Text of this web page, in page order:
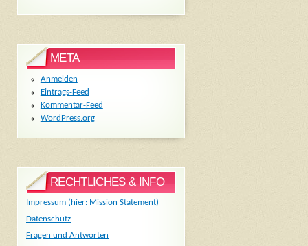
META
Anmelden
Eintrags-Feed
Kommentar-Feed
WordPress.org
RECHTLICHES & INFO
Impressum (hier: Mission Statement)
Datenschutz
Fragen und Antworten